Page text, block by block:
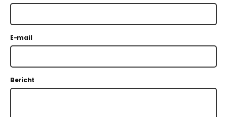
E-mail
Bericht